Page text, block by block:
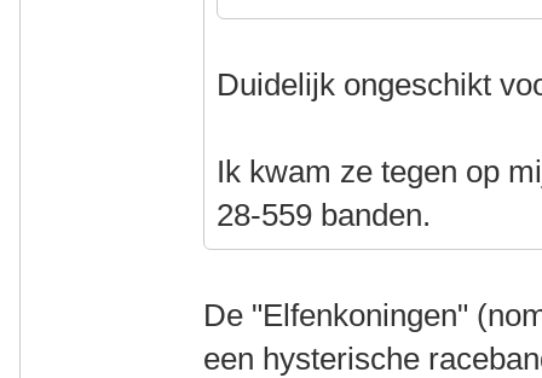
Duidelijk ongeschikt
Ik kwam ze tegen op
28-559 banden.
De "Elfenkoningen"
een hysterische